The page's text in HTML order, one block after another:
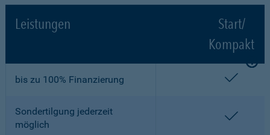
Leistungen
Start/
Kompakt
bis zu 100% Finanzierung
Sondertilgung jederzeit
möglich